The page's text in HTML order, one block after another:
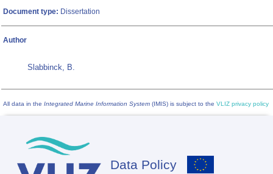
Document type: Dissertation
Author
Slabbinck, B.
All data in the Integrated Marine Information System (IMIS) is subject to the VLIZ privacy policy
Data Policy